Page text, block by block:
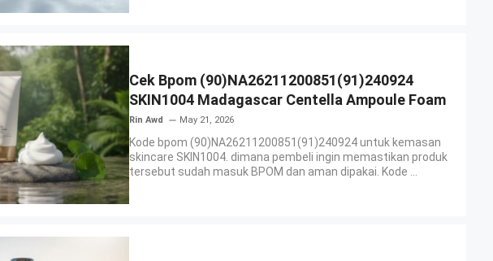
Cek Bpom (90)NA26211200851(91)240924
SKIN1004 Madagascar Centella Ampoule Foam
Rin Awd May 21, 2026
Kode bpom (90)NA26211200851(91)240924 untuk kemasan
skincare SKIN1004. dimana pembeli ingin memastikan produk
tersebut sudah masuk BPOM dan aman dipakai. Kode ...